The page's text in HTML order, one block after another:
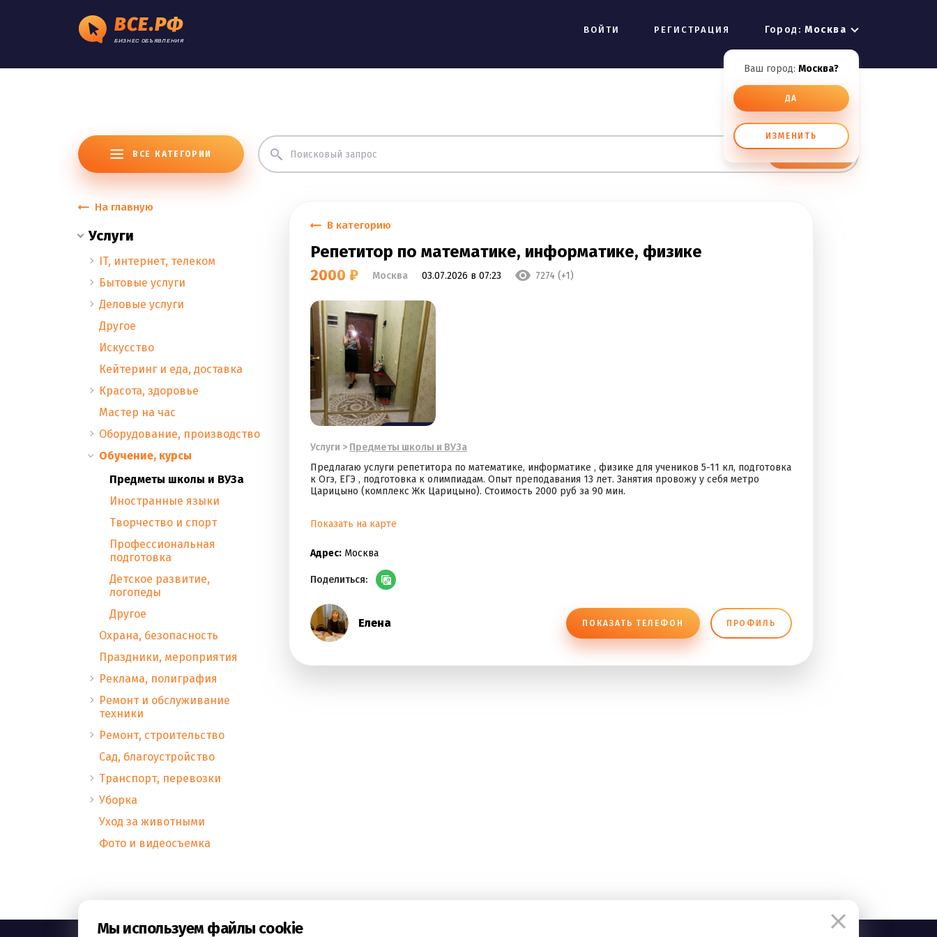
ВСЕ.РФ
БИЗНЕС ОБЪЯВЛЕНИЯ
ВОЙТИ РЕГИСТРАЦИЯ Город:Москва
Ваш город: Москва?
ДА
ИЗМЕНИТЬ
ВСЕ КАТЕГОРИИ
На главную
Услуги
IT, интернет, телеком
Бытовые услуги
Деловые услуги
Другое
Искусство
Кейтеринг и еда, доставка
Красота, здоровье
Мастер на час
Оборудование, производство
Обучение, курсы
Предметы школы и ВУЗа
Иностранные языки
Творчество и спорт
Профессиональная
подготовка
Детское развитие,
логопеды
Другое
Охрана, безопасность
Праздники, мероприятия
Реклама, полиграфия
Ремонт и обслуживание
техники
Ремонт, строительство
Сад, благоустройство
Транспорт, перевозки
Уборка
Уход за животными
Фото и видеосъемка
В категорию
Репетитор по математике, информатике, физике
2000 ₽ Москва 03.07.2026 в 07:23 7274 (+1)
Услуги > Предметы школы и ВУЗа
Предлагаю услуги репетитора по математике, информатике , физике для учеников 5-11 кл, подготовка
к Огэ, ЕГЭ , подготовка к олимпиадам. Опыт преподавания 13 лет. Занятия провожу у себя метро
Царицыно (комплекс Жк Царицыно). Стоимость 2000 руб за 90 мин.
Показать на карте
Адрес: Москва
Поделиться:
Елена ПОКАЗАТЬ ТЕЛЕФОН ПРОФИЛЬ
Мы используем файлы cookie